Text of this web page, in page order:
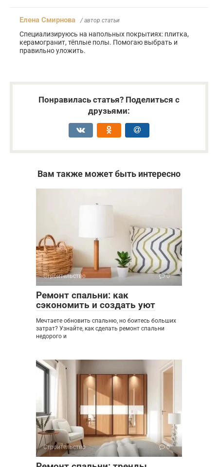
Елена Смирнова / автор статьи
Специализируюсь на напольных покрытиях: плитка,
керамогранит, тёплые полы. Помогаю выбрать и
правильно уложить.
Понравилась статья? Поделиться с
друзьями:
Вам также может быть интересно
Строительство 0
Ремонт спальни: как
сэкономить и создать уют
Мечтаете обновить спальню, но боитесь больших
затрат? Узнайте, как сделать ремонт спальни
недорого и
Строительство 0